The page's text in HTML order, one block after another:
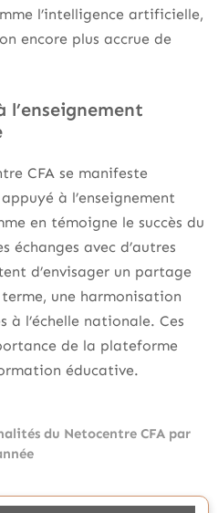
l’intelligence artificielle,
encore plus accrue de
CFA se manifeste
à l’enseignement
en témoigne le succès du
échanges avec d’autres
d’envisager un partage
une harmonisation
à l’échelle nationale. Ces
de la plateforme
éducative.
du Netocentre CFA par